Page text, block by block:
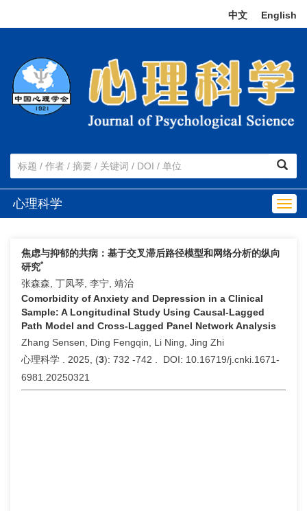
中文 English
心理科学
焦虑与抑郁的共病：基于交叉滞后路径模型和网络分析的纵向
研究*
张森森, 丁凤琴, 李宁, 靖治
Comorbidity of Anxiety and Depression in a Clinical
Sample: A Longitudinal Study Using Causal-Lagged
Path Model and Cross-Lagged Panel Network Analysis
Zhang Sensen, Ding Fengqin, Li Ning, Jing Zhi
心理科学 . 2025, (3): 732 -742 . DOI: 10.16719/j.cnki.1671-
6981.20250321